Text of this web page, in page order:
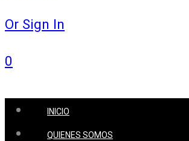
Or Sign In
0
INICIO
QUIENES SOMOS